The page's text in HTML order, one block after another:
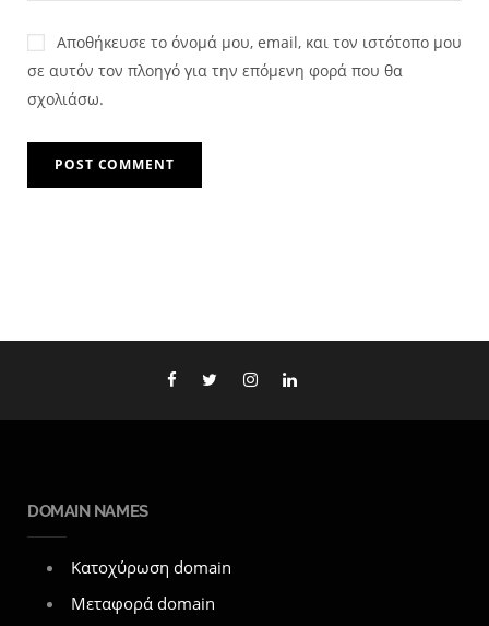
Αποθήκευσε το όνομά μου, email, και τον ιστότοπο μου
σε αυτόν τον πλοηγό για την επόμενη φορά που θα
σχολιάσω.
DOMAIN NAMES
Κατοχύρωση domain
Μεταφορά domain